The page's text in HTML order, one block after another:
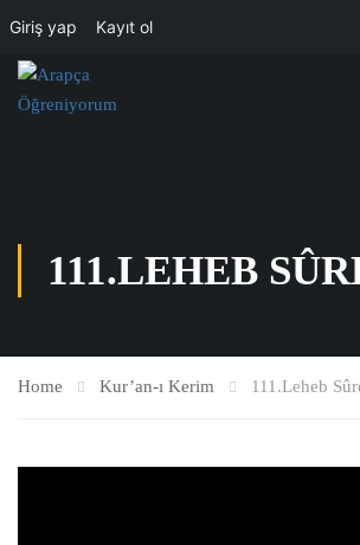
Giriş yap Kayıt ol
111.LEHEB
Home Kur’an-ı Kerim 111.Leheb